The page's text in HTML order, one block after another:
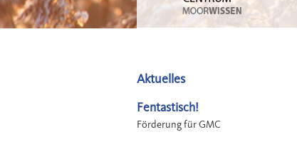
Aktuelles
Fentastisch!
Förderung für GMC